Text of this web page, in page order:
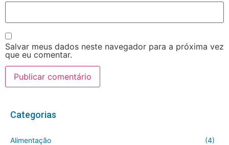
Salvar meus dados neste navegador para a próxima vez
que eu comentar.
Categorias
Alimentação (4)